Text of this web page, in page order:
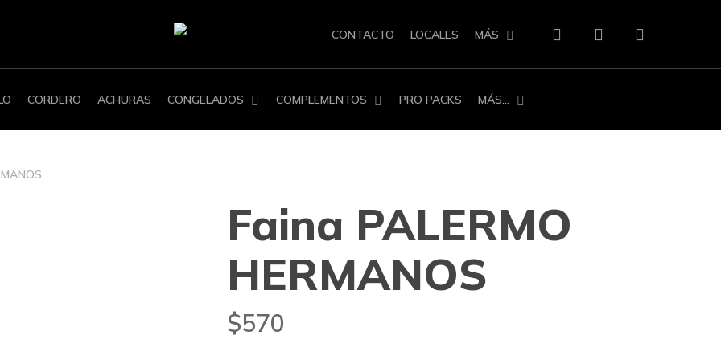
CONTACTO LOCALES MÁS
CORDERO ACHURAS CONGELADOS COMPLEMENTOS PRO PACKS MÁS…
Faina PALERMO
HERMANOS
$570